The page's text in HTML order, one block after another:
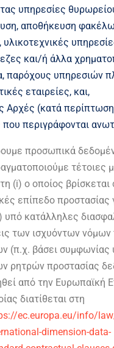
υπηρεσίες
αποθήκευση
και/ή άλλα
παρόχους υπηρεσιών
εταιρείες, και,
Αρχές (κατά
περιγράφονται
προσωπικά
τέτοιες
(i) ο οποίος
επίπεδο προστασίας
υπό κατάλληλες
των ισχυόντων
(π.χ. βάσει συμφωνίας
ρητρών προστασίας
από την Ευρωπαϊκή
διατίθεται στη
ec.europa.eu/info/
dimension-data-